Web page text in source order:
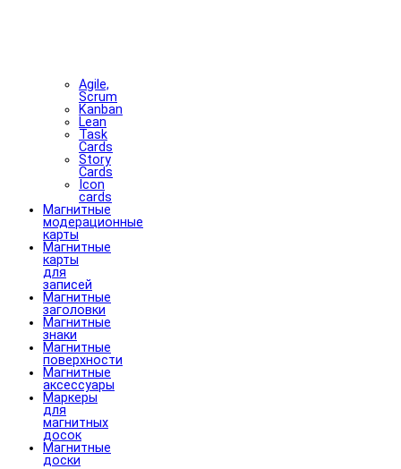
Agile,
Scrum
Kanban
Lean
Task
Cards
Story
Cards
Icon
cards
Магнитные
модерационные
карты
Магнитные
карты
для
записей
Магнитные
заголовки
Магнитные
знаки
Магнитные
поверхности
Магнитные
аксессуары
Маркеры
для
магнитных
досок
Магнитные
доски